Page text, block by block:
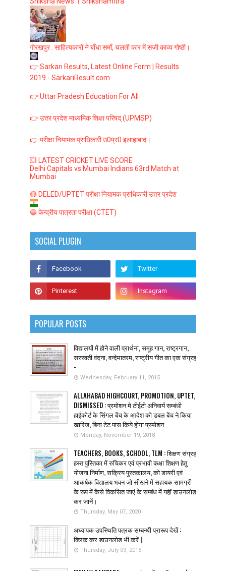
गोरखपुर : साहित्यकारों ने बाँधा समाँ, चलती कार में सजी काव्य गोष्ठी।
👉 Sarkari Results, Latest Online Form | Results
2019 - SarkariResult.com
👉 Uttar Pradesh Education For All
👉 उत्तर प्रदेश माध्यमिक शिक्षा परिषद् (UPMSP)
👉 परीक्षा नियामक प्राधिकारी उ0प्र0 इलाहाबाद।
💥 LATEST CRICKET LIVE SCORE
Delhi Capitals vs Mumbai Indians 63rd Match at
Mumbai
🔴 DELED/UPTET परीक्षा नियामक प्राधिकारी उत्तर प्रदेश
🔵 केन्द्रीय पात्रता परीक्षा (CTET)
SOCIAL PLUGIN
POPULAR POSTS
विद्यालयों में होने वाली प्रार्थना, समूह गान, राष्ट्रगान,
सरस्वती वंदना, वन्देमातरम, राष्ट्रीय गीत का एक संग्रह
-
Wednesday, February 11, 2015
ALLAHABAD HIGHCOURT, PROMOTION, UPTET,
DISMISSED : प्रमोशन मे टीईटी अनिवार्य सम्बंधी
हाईकोर्ट के सिंगल बेंच के आदेश को डबल बेंच ने किया
खारिज, बिना टेट पास किये होगा प्रमोशन
Monday, November 19, 2018
TEACHERS, BOOKS, SCHOOL, TLM : शिक्षण संग्रह
हस्त पुस्तिका में रुचिकर एवं प्रभावी कक्षा शिक्षण हेतु
योजना निर्माण, सक्रिय पुस्तकालय, को डायरी एवं
आकर्षक विद्यालय भवन जो सीखने में सहायक सामग्री
के रूप में कैसे विकसित जाएं के सम्बंध में यहीं डाउनलोड
कर जानें।
Thursday, May 07, 2020
अध्यापक उपस्थिति पत्रक सम्बन्धी प्रारूप देखें :
क्लिक कर डाउनलोड भी करें |
Thursday, July 09, 2015